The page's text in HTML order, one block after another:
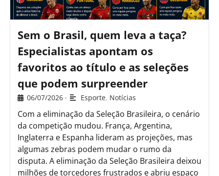
Sem o Brasil, quem leva a taça?
Especialistas apontam os
favoritos ao título e as seleções
que podem surpreender
06/07/2026 • Esporte, Notícias
Com a eliminação da Seleção Brasileira, o cenário
da competição mudou. França, Argentina,
Inglaterra e Espanha lideram as projeções, mas
algumas zebras podem mudar o rumo da
disputa. A eliminação da Seleção Brasileira deixou
milhões de torcedores frustrados e abriu espaço